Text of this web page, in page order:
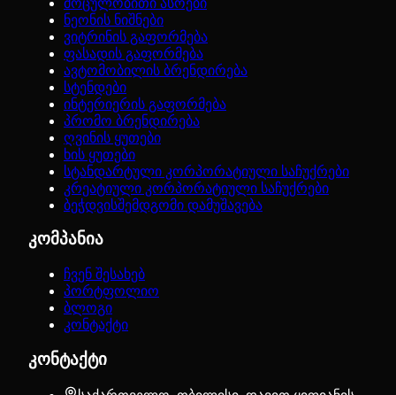
ნეონის ნიშნები
ვიტრინის გაფორმება
ფასადის გაფორმება
ავტომობილის ბრენდირება
სტენდები
ინტერიერის გაფორმება
პრომო ბრენდირება
ღვინის ყუთები
ხის ყუთები
სტანდარტული კორპორატიული საჩუქრები
კრეატიული კორპორატიული საჩუქრები
ბეჭდვისშემდგომი დამუშავება
კომპანია
ჩვენ შესახებ
პორტფოლიო
ბლოგი
კონტაქტი
კონტაქტი